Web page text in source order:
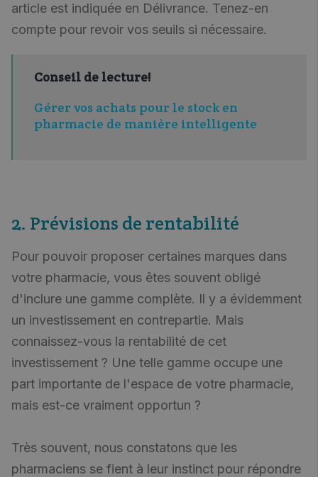
article est indiquée en Délivrance. Tenez-en
compte pour revoir vos seuils si nécessaire.
Conseil de lecture!
Gérer vos achats pour le stock en
pharmacie de manière intelligente
2. Prévisions de rentabilité
Pour pouvoir proposer certaines marques dans
votre pharmacie, vous êtes souvent obligé
d'inclure une gamme complète. Il y a évidemment
un investissement en contrepartie. Mais
connaissez-vous la rentabilité de cet
investissement ? Une telle gamme occupe une
part importante de l'espace de votre pharmacie,
mais est-ce vraiment opportun ?
Très souvent, nous constatons que les
pharmaciens se fient à leur instinct pour répondre